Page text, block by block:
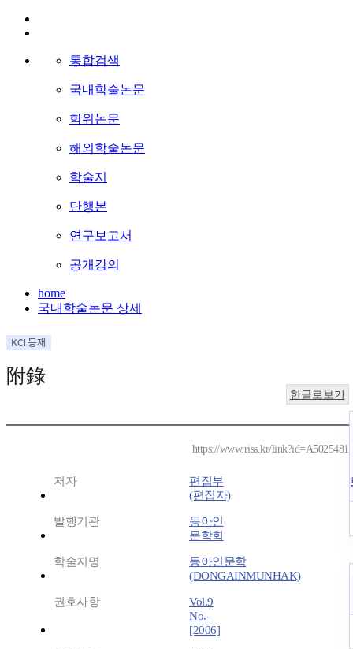
통합검색
국내학술논문
학위논문
해외학술논문
학술지
단행본
연구보고서
공개강의
home
국내학술논문 상세
附錄
한글로보기
https://www.riss.kr/link?id=A5025481
저자
편집부
(편집자)
발행기관
동아인
문학회
학술지명
동아인문학
(DONGAINMUNHAK)
권호사항
Vol.9
No.-
[2006]